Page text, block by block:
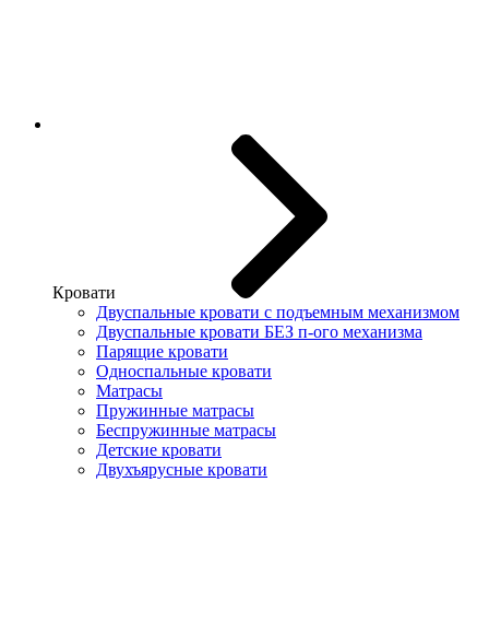
Кровати
Двуспальные кровати с подъемным механизмом
Двуспальные кровати БЕЗ п-ого механизма
Парящие кровати
Односпальные кровати
Матрасы
Пружинные матрасы
Беспружинные матрасы
Детские кровати
Двухъярусные кровати